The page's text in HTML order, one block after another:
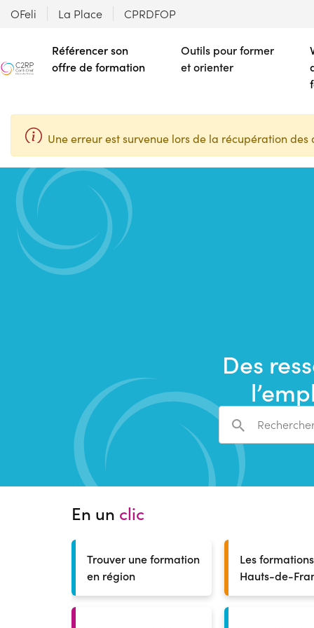
OFeli La Place CPRDFOP
Référencer son
offre de formation
Outils pour former
et orienter
Une erreur est survenue lors de la récupération des
Des
En un clic
Trouver une formation
en région
Les
Hauts-de-